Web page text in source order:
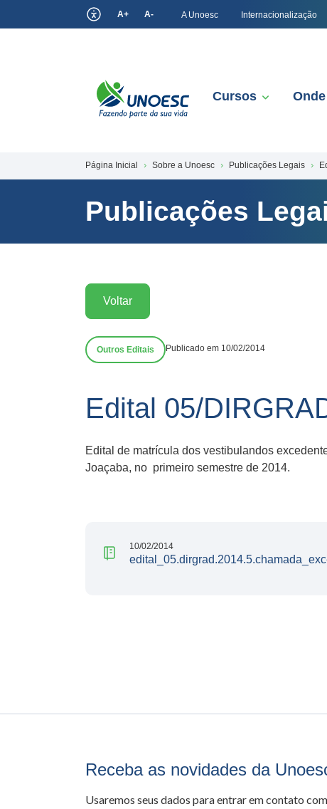
A+ A- A Unoesc Internacionalização
Cursos
Página Inicial Sobre a Unoesc Publicações Legais
Publicações
Voltar
Outros Editais Publicado em 10/02/2014
Edital 05/
Edital de matrícula dos vestibulandos
Joaçaba, no primeiro semestre de 2014.
10/02/2014
Receba as novidades da
Usaremos seus dados para entrar em contato